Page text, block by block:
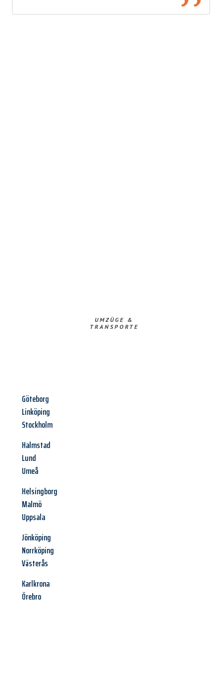
UMZÜGE &
TRANSPORTE
Göteborg
Linköping
Stockholm
Halmstad
Lund
Umeå
Helsingborg
Malmö
Uppsala
Jönköping
Norrköping
Västerås
Karlkrona
Örebro